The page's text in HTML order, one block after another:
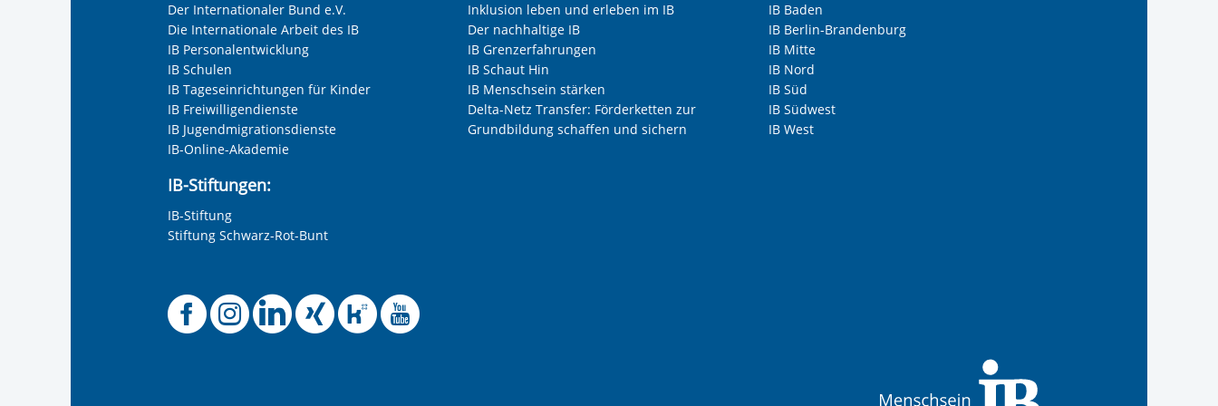
Der Internationaler Bund e.V.
Die Internationale Arbeit des IB
IB Personalentwicklung
IB Schulen
IB Tageseinrichtungen für Kinder
IB Freiwilligendienste
IB Jugendmigrationsdienste
IB-Online-Akademie
IB-Stiftungen:
IB-Stiftung
Stiftung Schwarz-Rot-Bunt
Inklusion leben und erleben im IB
Der nachhaltige IB
IB Grenzerfahrungen
IB Schaut Hin
IB Menschsein stärken
Delta-Netz Transfer: Förderketten zur
Grundbildung schaffen und sichern
IB Baden
IB Berlin-Brandenburg
IB Mitte
IB Nord
IB Süd
IB Südwest
IB West
Offizielle Facebook-Seite der IB Südwest gGmbH
Offizielle Instagram-Seite des Internationalen Bund
Offizielle LinkedIn-Seite des Internationalen Bund
Offizielle Xing-Seite des Internationalen Bund
Offizielle Kununu-Seite des Internationalen